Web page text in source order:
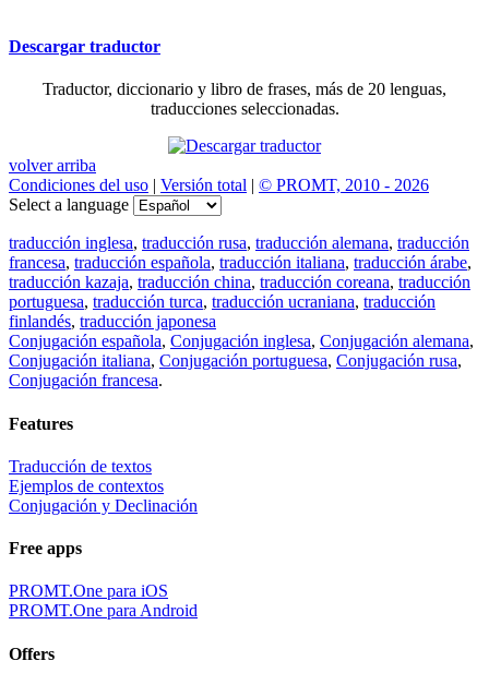
Descargar traductor
Traductor, diccionario y libro de frases, más de 20 lenguas,
traducciones seleccionadas.
volver arriba
Condiciones del uso | Versión total | © PROMT, 2010 - 2026
Select a language
traducción inglesa, traducción rusa, traducción alemana, traducción
francesa, traducción española, traducción italiana, traducción árabe,
traducción kazaja, traducción china, traducción coreana, traducción
portuguesa, traducción turca, traducción ucraniana, traducción
finlandés, traducción japonesa
Conjugación española, Conjugación inglesa, Conjugación alemana,
Conjugación italiana, Conjugación portuguesa, Conjugación rusa,
Conjugación francesa.
Features
Traducción de textos
Ejemplos de contextos
Conjugación y Declinación
Free apps
PROMT.One para iOS
PROMT.One para Android
Offers